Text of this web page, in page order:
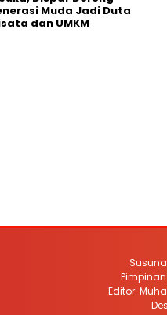
Muda Jadi Duta
dan UMKM
Editor: